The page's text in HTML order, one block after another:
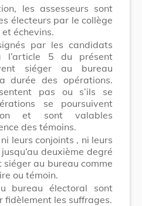
les assesseurs sont
électeurs par le collège
échevins.
par les candidats
l’article 5 du présent
siéger au bureau
durée des opérations.
pas ou s’ils se
se poursuivent
et sont valables
des témoins.
leurs conjoints , ni leurs
deuxième degré
siéger au bureau comme
ou témoin.
bureau électoral sont
fidèlement les suffrages.